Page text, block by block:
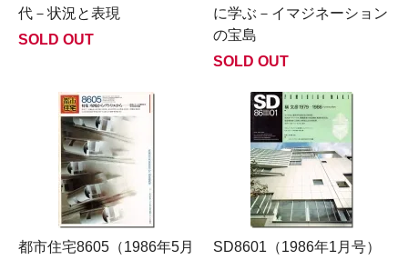
代－状況と表現
SOLD OUT
に学ぶ－イマジネーション
の宝島
SOLD OUT
都市住宅8605（1986年5月
SD8601（1986年1月号）